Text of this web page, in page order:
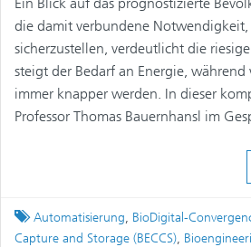
die damit verbundene
sicherzustellen, verdeutlicht die
steigt der Bedarf an Energie, während
immer knapper werden. In dieser
Professor Thomas Bauernhansl im
Tagged
Automatisierung, BioDigital-
Capture and Storage (BECCS),